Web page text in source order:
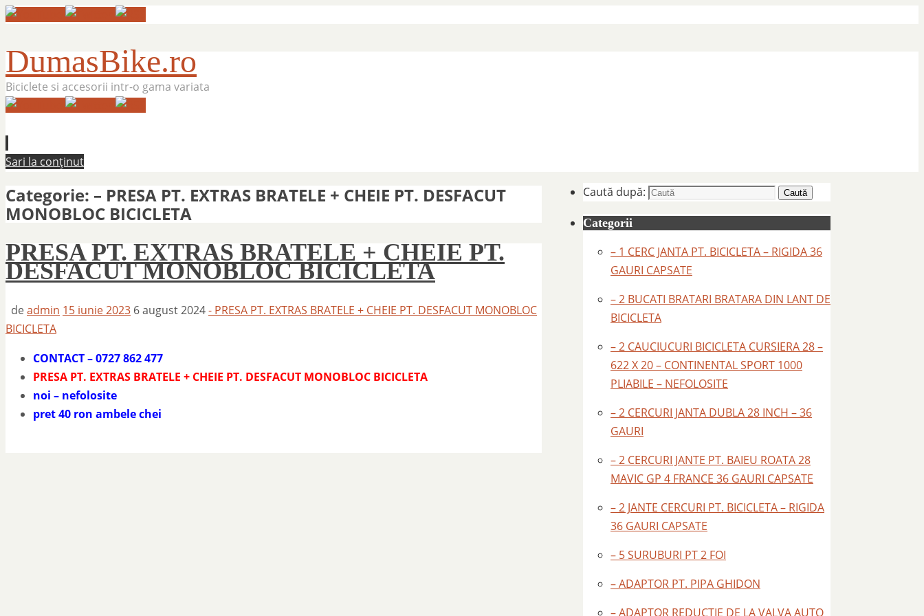
DumasBike.ro
Biciclete si accesorii intr-o gama variata
Sari la conținut
Categorie: – PRESA PT. EXTRAS BRATELE + CHEIE PT. DESFACUT
MONOBLOC BICICLETA
PRESA PT. EXTRAS BRATELE + CHEIE PT.
DESFACUT MONOBLOC BICICLETA
deadmin 15 iunie 2023 6 august 2024- PRESA PT. EXTRAS BRATELE + CHEIE PT. DESFACUT MONOBLOC
BICICLETA
CONTACT – 0727 862 477
PRESA PT. EXTRAS BRATELE + CHEIE PT. DESFACUT MONOBLOC BICICLETA
noi – nefolosite
pret 40 ron ambele chei
Caută după: Caută
Categorii
– 1 CERC JANTA PT. BICICLETA – RIGIDA 36
GAURI CAPSATE
– 2 BUCATI BRATARI BRATARA DIN LANT DE
BICICLETA
– 2 CAUCIUCURI BICICLETA CURSIERA 28 –
622 X 20 – CONTINENTAL SPORT 1000
PLIABILE – NEFOLOSITE
– 2 CERCURI JANTA DUBLA 28 INCH – 36
GAURI
– 2 CERCURI JANTE PT. BAIEU ROATA 28
MAVIC GP 4 FRANCE 36 GAURI CAPSATE
– 2 JANTE CERCURI PT. BICICLETA – RIGIDA
36 GAURI CAPSATE
– 5 SURUBURI PT 2 FOI
– ADAPTOR PT. PIPA GHIDON
– ADAPTOR REDUCTIE DE LA VALVA AUTO